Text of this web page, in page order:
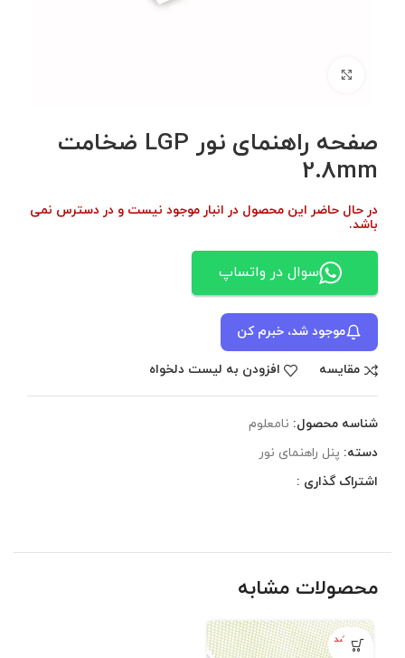
صفحه راهنمای نور LGP ضخامت
2.8mm
در حال حاضر این محصول در انبار موجود نیست و در دسترس نمی
باشد.
سوال در واتساپ
موجود شد، خبرم کن
مقایسه افزودن به لیست دلخواه
شناسه محصول: نامعلوم
دسته: پنل راهنمای نور
اشتراک گذاری :
محصولات مشابه
تمام شد
ه